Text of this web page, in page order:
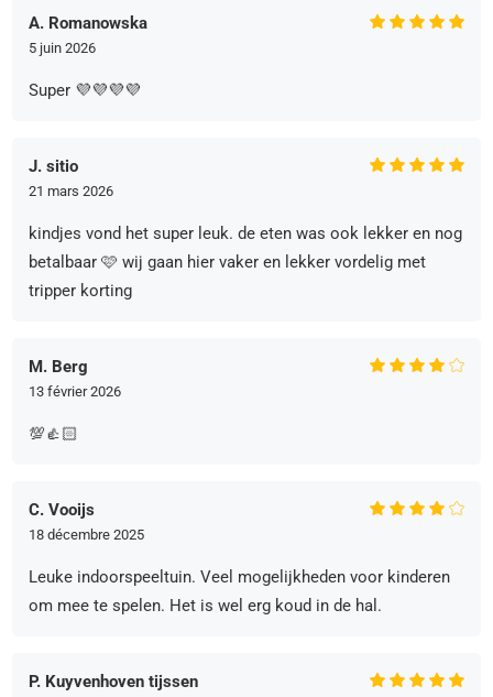
A. Romanowska
5 juin 2026
Super 💜💜💜💜
J. sitio
21 mars 2026
kindjes vond het super leuk. de eten was ook lekker en nog
betalbaar 🩷 wij gaan hier vaker en lekker vordelig met
tripper korting
M. Berg
13 février 2026
💯👍🏻
C. Vooijs
18 décembre 2025
Leuke indoorspeeltuin. Veel mogelijkheden voor kinderen
om mee te spelen. Het is wel erg koud in de hal.
P. Kuyvenhoven tijssen